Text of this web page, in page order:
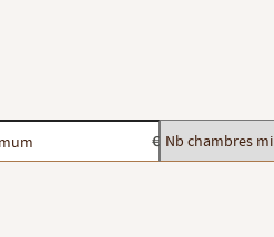
€ Nb
chambres